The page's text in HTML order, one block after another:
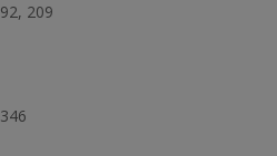
92, 209
346